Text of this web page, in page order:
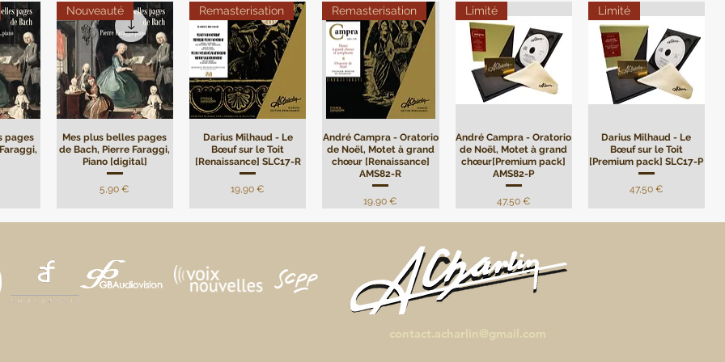
pages
Nouveauté
Mes plus belles pages
de Bach, Pierre Faraggi,
Piano [digital]
Precio
5,90 €
Remasterisation
Darius Milhaud - Le
Bœuf sur le Toit
[Renaissance] SLC17-R
Precio
19,90 €
Remasterisation
André Campra - Oratorio
de Noël, Motet à grand
chœur [Renaissance]
AMS82-R
Precio
19,90 €
Limité
André Campra - Oratorio
de Noël, Motet à grand
chœur[Premium pack]
AMS82-P
Precio
47,50 €
Limité
Darius Milhaud - Le
Bœuf sur le Toit
[Premium pack] SLC17-P
Precio
47,50 €
[Digital] Mes plus belles
contact.acharlin@gmail.com